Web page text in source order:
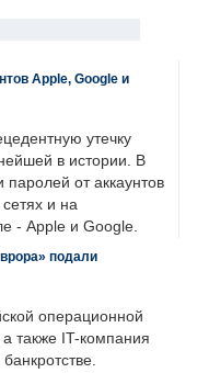
Apple, Google и
утечку
в истории. В
от аккаунтов
и на
- Apple и Google.
подали
операционной
также IT-компания